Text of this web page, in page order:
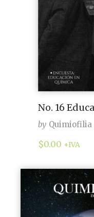
No. 16
by Quimiofilia
$0.00 +IVA